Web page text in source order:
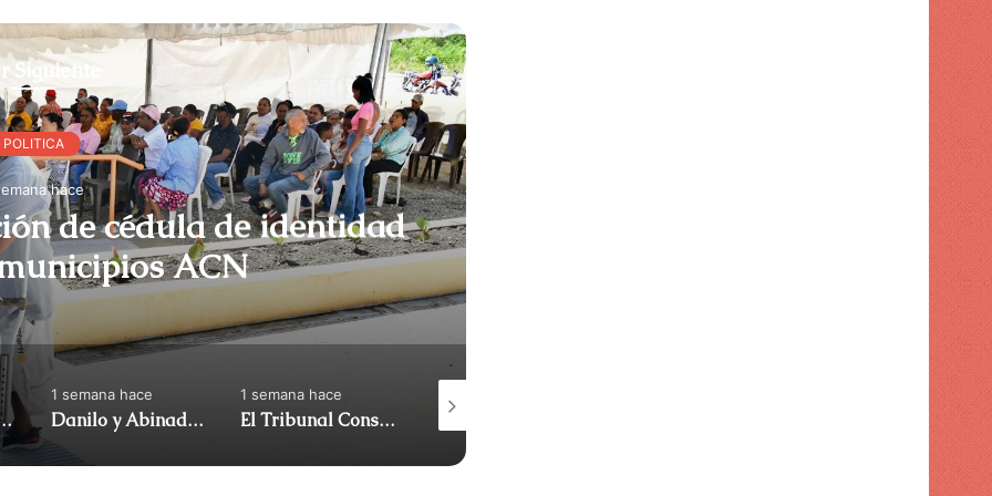
Siguiente
POLITICA
hace
de cédula de identidad
en algunos municipios ACN
1 semana hace
Dirección de FP retiró
Gonzalo Castillo y anunció | ACN
1 semana hace
Danilo y Abinadar: atrapados en su propia reforma (Me gusta) | ACN
1 semana hace
El Tribunal Constitucional anuló el decreto sobre la venta de alcohol Tobías Crespo acusó al gobierno de "engañar a la población" con préstamos con fines de seguridad vial